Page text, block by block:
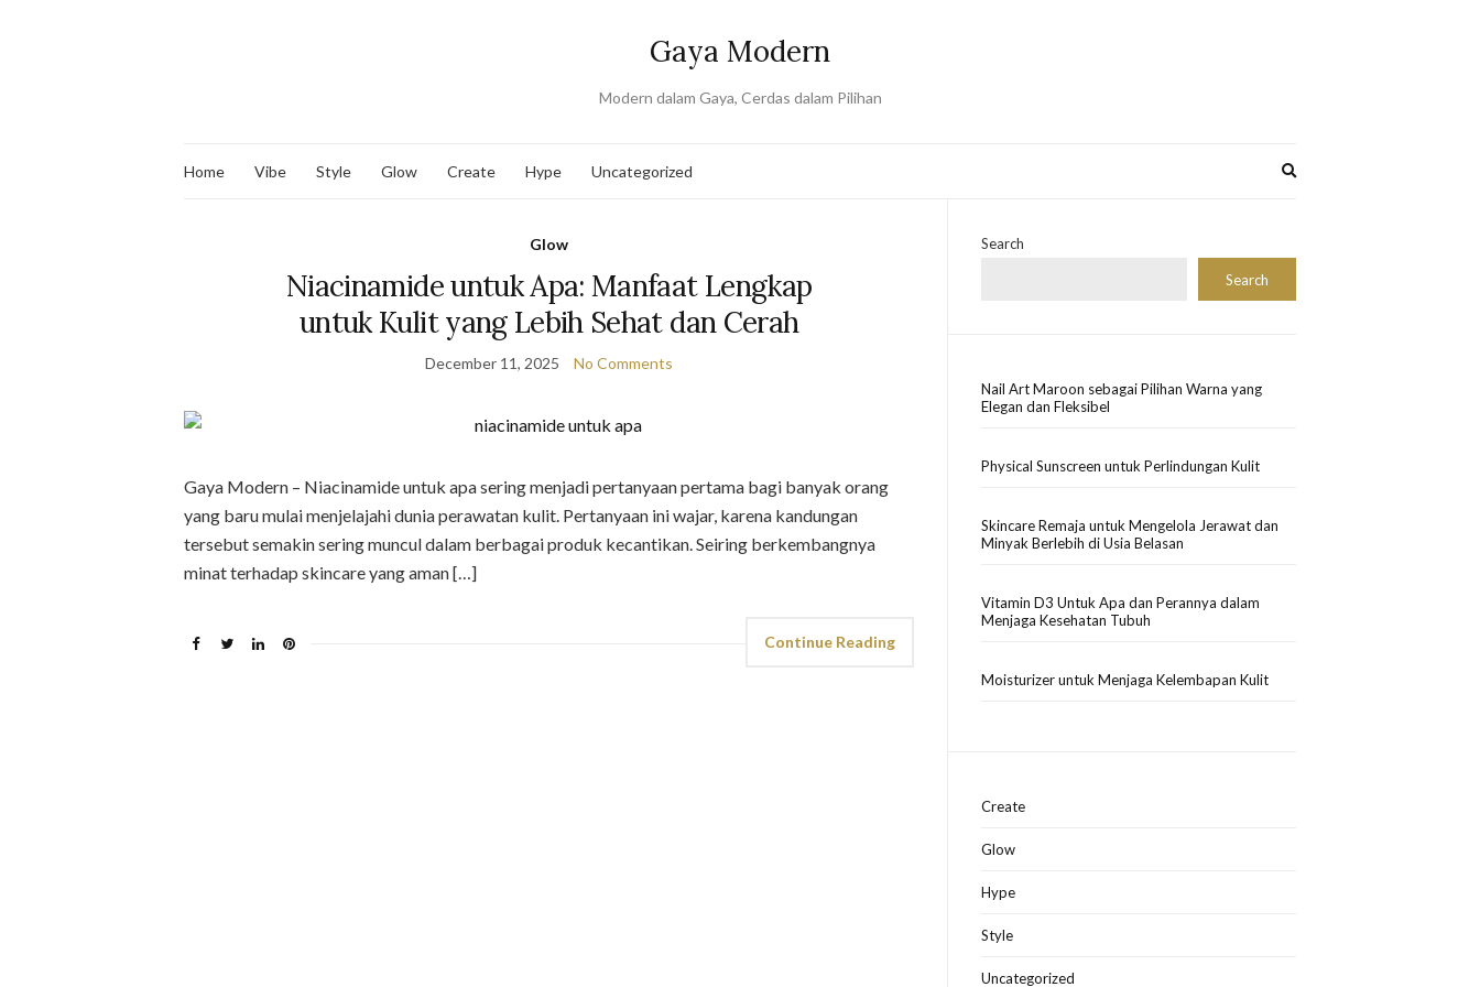
Gaya Modern
Modern dalam Gaya, Cerdas dalam Pilihan
Home Vibe Style Glow Create Hype Uncategorized
Glow
Niacinamide untuk Apa: Manfaat Lengkap
untuk Kulit yang Lebih Sehat dan Cerah
December 11, 2025 No Comments
Gaya Modern – Niacinamide untuk apa sering menjadi pertanyaan pertama bagi banyak orang
yang baru mulai menjelajahi dunia perawatan kulit. Pertanyaan ini wajar, karena kandungan
tersebut semakin sering muncul dalam berbagai produk kecantikan. Seiring berkembangnya
minat terhadap skincare yang aman […]
Continue Reading
Search
Search
Nail Art Maroon sebagai Pilihan Warna yang
Elegan dan Fleksibel
Physical Sunscreen untuk Perlindungan Kulit
Skincare Remaja untuk Mengelola Jerawat dan
Minyak Berlebih di Usia Belasan
Vitamin D3 Untuk Apa dan Perannya dalam
Menjaga Kesehatan Tubuh
Moisturizer untuk Menjaga Kelembapan Kulit
Create
Glow
Hype
Style
Uncategorized